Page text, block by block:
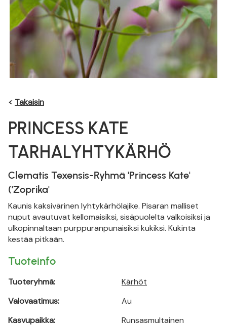
< Takaisin
PRINCESS KATE
TARHALYHTYKÄRHÖ
Clematis Texensis-Ryhmä 'Princess Kate'
('Zoprika'
Kaunis kaksivärinen lyhtykärhölajike. Pisaran malliset
nuput avautuvat kellomaisiksi, sisäpuolelta valkoisiksi ja
ulkopinnaltaan purppuranpunaisiksi kukiksi. Kukinta
kestää pitkään.
Tuoteinfo
Tuoteryhmä:
Valovaatimus:
Kasvupaikka:
Kärhöt
Au
Runsasmultainen